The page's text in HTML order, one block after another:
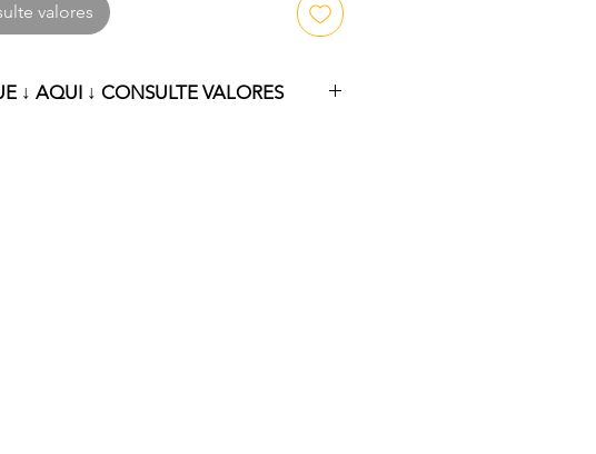
valores
↓ AQUI ↓ CONSULTE VALORES